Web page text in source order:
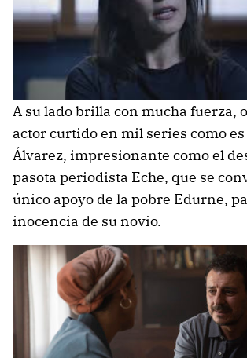
A su lado brilla con mucha fuerza,
actor curtido en mil series como
Álvarez, impresionante como el
pasota periodista Eche, que se
único apoyo de la pobre Edurne,
inocencia de su novio.